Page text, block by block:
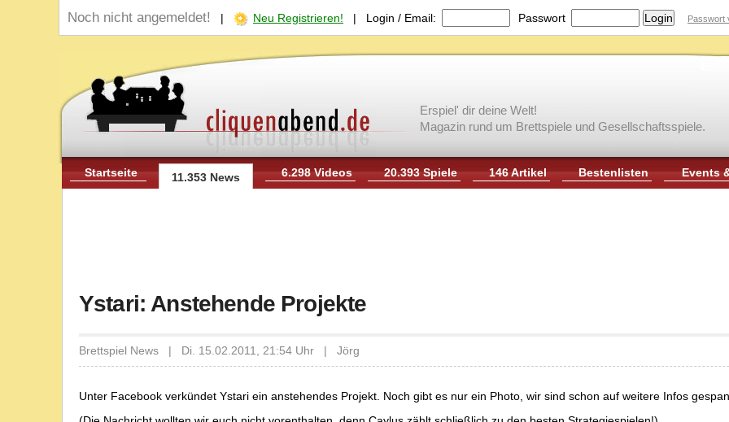
Noch nicht angemeldet! | Neu Registrieren! | Login / Email: Passwort Passwort
Erspiel' dir deine Welt!
Magazin rund um Brettspiele und Gesellschaftsspiele.
Startseite 11.353 News 6.298 Videos 20.393 Spiele 146 Artikel Bestenlisten Events
Ystari: Anstehende Projekte
Brettspiel News | Di. 15.02.2011, 21:54 Uhr | Jörg
Unter Facebook verkündet Ystari ein anstehendes Projekt. Noch gibt es nur ein Photo, wir sind schon auf weitere Infos